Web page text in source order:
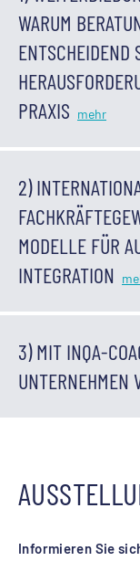
WARUM
ENTSCHEIDEND
PRAXIS
2)
MODELLE FÜR
INTEGRATION
3) MIT INQA-
UNTERNEHMEN
Informieren Sie